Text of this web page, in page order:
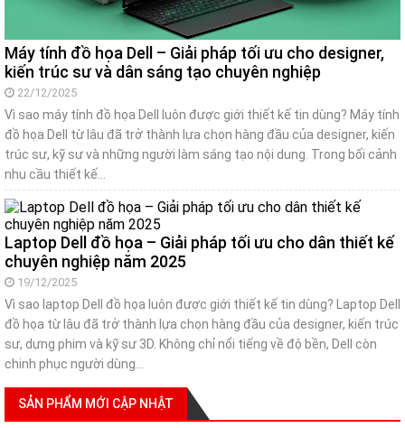
Máy tính đồ họa Dell – Giải pháp tối ưu cho designer,
kiến trúc sư và dân sáng tạo chuyên nghiệp
22/12/2025
Vì sao máy tính đồ họa Dell luôn được giới thiết kế tin dùng? Máy tính
đồ họa Dell từ lâu đã trở thành lựa chọn hàng đầu của designer, kiến
trúc sư, kỹ sư và những người làm sáng tạo nội dung. Trong bối cảnh
nhu cầu thiết kế…
Laptop Dell đồ họa – Giải pháp tối ưu cho dân thiết kế
chuyên nghiệp năm 2025
19/12/2025
Vì sao laptop Dell đồ họa luôn được giới thiết kế tin dùng? Laptop Dell
đồ họa từ lâu đã trở thành lựa chọn hàng đầu của designer, kiến trúc
sư, dựng phim và kỹ sư 3D. Không chỉ nổi tiếng về độ bền, Dell còn
chinh phục người dùng…
SẢN PHẨM MỚI CẬP NHẬT